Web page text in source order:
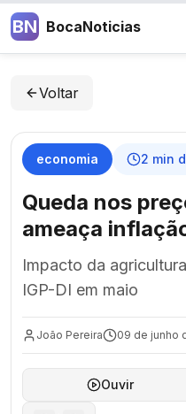
BN BocaNoticias
Voltar
economia 2 min
Queda nos
ameaça
Impacto da
IGP-DI em maio
João Pereira 09 de junho
Ouvir